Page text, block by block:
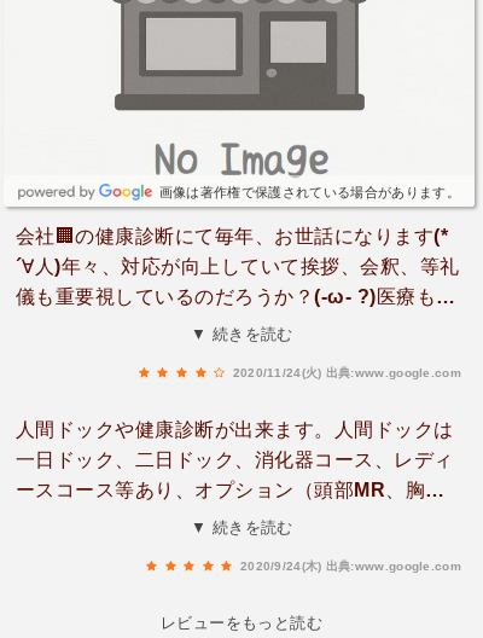
画像は著作権で保護されている場合があります。
会社🏢の健康診断にて毎年、お世話になります(*
´∀人)年々、対応が向上していて挨拶、会釈、等礼
儀も重要視しているのだろうか？(-ω- ?)医療もサ
ービス業っぽくなってきたのね？健康診断にかか
13:00でした毎回昼食🍱「日赤健康薬膳」が付い
てるコースなんですがホントに減塩の食事です
か？っていうくらい美味しい😋🍴💕食事が出るの
出汁が効いているので薄味でも充分飲めるしメイ
ンの豚ヒレ肉🐽の椎茸🍄ソースが美味しくてニン
おかわりしたかったwあっ、(￣O￣)ご飯🍚はおか
▼ 続きを読む
2020/11/24(火) 出典:www.google.com
人間ドックや健康診断が出来ます。人間ドックは
一日ドック、二日ドック、消化器コース、レディ
ースコース等あり、オプション（頭部MR、胸部C
T、頸動脈超音波、子宮頚部細胞診、マンモグラ
もとに医師による検査結果の説明が有り、必要な
▼ 続きを読む
2020/9/24(木) 出典:www.google.com
レビューをもっと読む